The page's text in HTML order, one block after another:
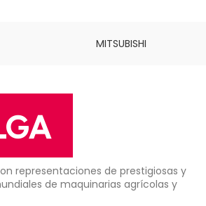
MITSUBISHI
representaciones de prestigiosas y
de maquinarias agrícolas y